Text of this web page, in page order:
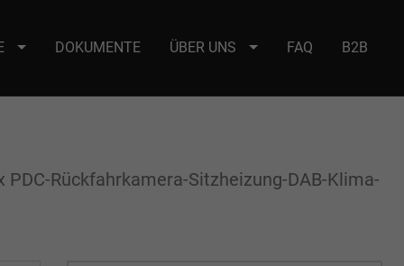
DOKUMENTE ÜBER UNS FAQ B2B
Rückfahrkamera-Sitzheizung-DAB-Klima-